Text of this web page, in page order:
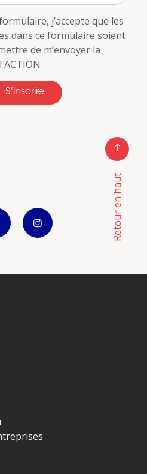
j’accepte que les
dans ce formulaire soient
de m’envoyer la
S'inscrire
Retour en haut